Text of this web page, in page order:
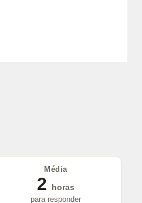
Média
2
horas
para responder